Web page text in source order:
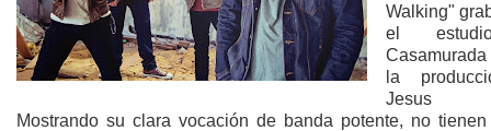
Walking"
el
la
Jesus
Mostrando su clara vocación de banda potente, no